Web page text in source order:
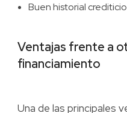
Buen historial
Ventajas frente a
financiamiento
Una de las principales